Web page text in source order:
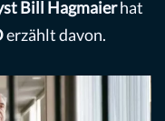
Bill Hagmaierhat
erzählt davon.